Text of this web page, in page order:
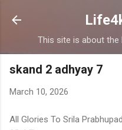
Skip to
This site is about
skand 2 adhyay 7
March 10, 2026
All Glories To Srila